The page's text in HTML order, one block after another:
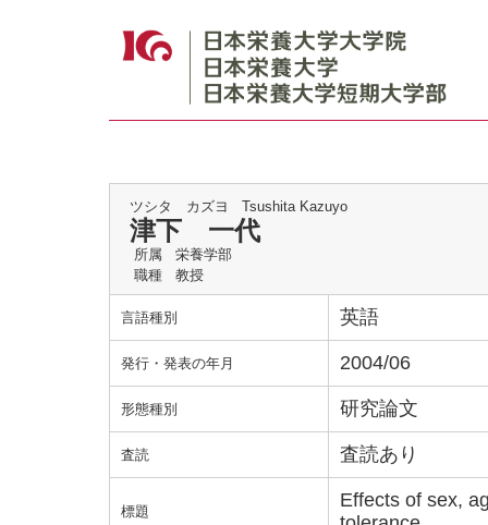
ツシタ カズヨ Tsushita Kazuyo
津下 一代
所属
栄養学部
職種
教授
言語種別 英語
発行・発表の年月 2004/06
形態種別 研究論文
査読 査読あり
標題
Effects of sex,